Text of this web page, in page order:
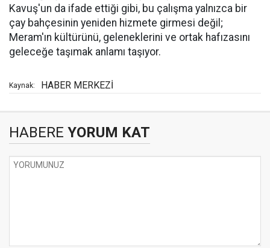
Kavuş'un da ifade ettiği gibi, bu çalışma yalnızca bir
çay bahçesinin yeniden hizmete girmesi değil;
Meram'ın kültürünü, geleneklerini ve ortak hafızasını
geleceğe taşımak anlamı taşıyor.
Kaynak: HABER MERKEZİ
HABERE YORUM KAT